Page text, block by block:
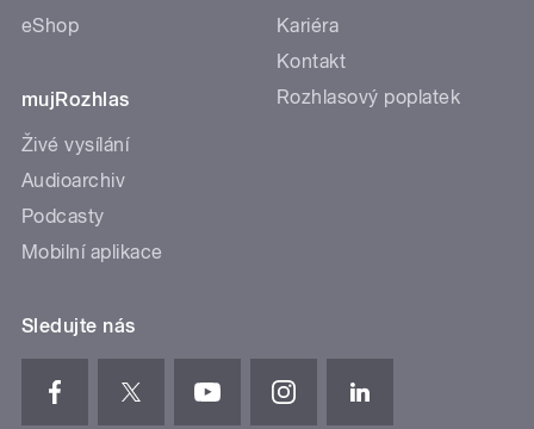
eShop
mujRozhlas
Živé vysílání
Audioarchiv
Podcasty
Mobilní aplikace
Kariéra
Kontakt
Rozhlasový poplatek
Sledujte nás